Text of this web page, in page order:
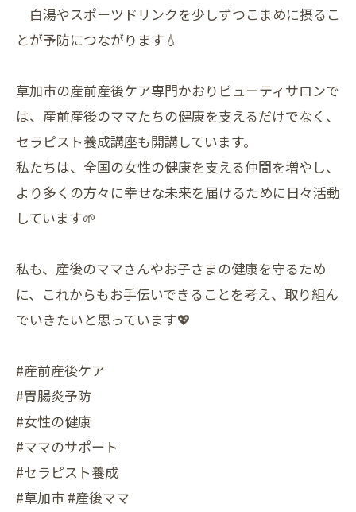
白湯やスポーツドリンクを少しずつこまめに摂るこ
とが予防につながります💧
草加市の産前産後ケア専門かおりビューティサロンで
は、産前産後のママたちの健康を支えるだけでなく、
セラピスト養成講座も開講しています。
私たちは、全国の女性の健康を支える仲間を増やし、
より多くの方々に幸せな未来を届けるために日々活動
しています🌱
私も、産後のママさんやお子さまの健康を守るため
に、これからもお手伝いできることを考え、取り組ん
でいきたいと思っています💖
#産前産後ケア
#胃腸炎予防
#女性の健康
#ママのサポート
#セラピスト養成
#草加市 #産後ママ